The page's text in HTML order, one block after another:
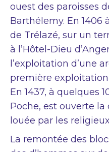
ouest des paroisses
Barthélemy. En 1406
de Trélazé, sur un
à l’Hôtel-Dieu
l’exploitation d’une
première
En 1437, à quelques
Poche, est ouverte
louée par les
La remontée des